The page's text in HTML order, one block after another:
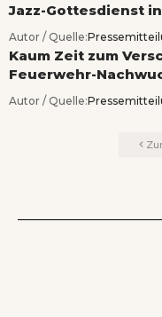
Jazz-Gottesdienst
Autor / Quelle:
Kaum Zeit zum
Feuerwehr-
Autor / Quelle: